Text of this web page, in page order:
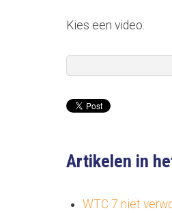
Kies een video:
Artikelen in
WTC 7 niet